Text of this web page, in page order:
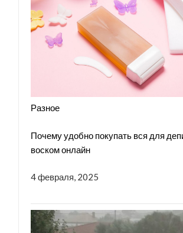
Разное
Почему удобно покупать вся для
воском онлайн
4 февраля, 2025